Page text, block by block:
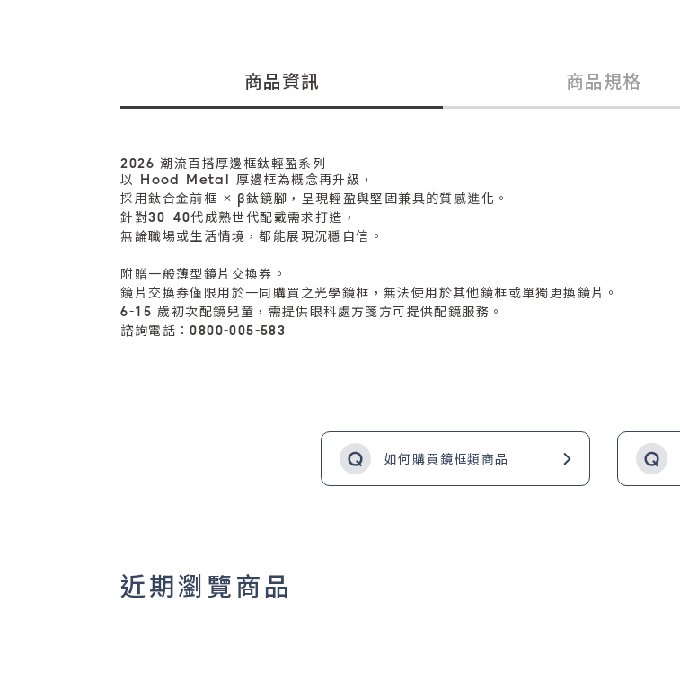
商品資訊 商品規格
2026 潮流百搭厚邊框鈦輕盈系列
以 Hood Metal 厚邊框為概念再升級，
採用鈦合金前框 × β鈦鏡腳，呈現輕盈與堅固兼具的質感進化。
針對30–40代成熟世代配戴需求打造，
無論職場或生活情境，都能展現沉穩自信。
附贈一般薄型鏡片交換券。
鏡片交換券僅限用於一同購買之光學鏡框，無法使用於其他鏡框或單獨更換鏡片。
6-15 歲初次配鏡兒童，需提供眼科處方箋方可提供配鏡服務。
諮詢電話：0800-005-583
如何購買鏡框類商品
近期瀏覽商品